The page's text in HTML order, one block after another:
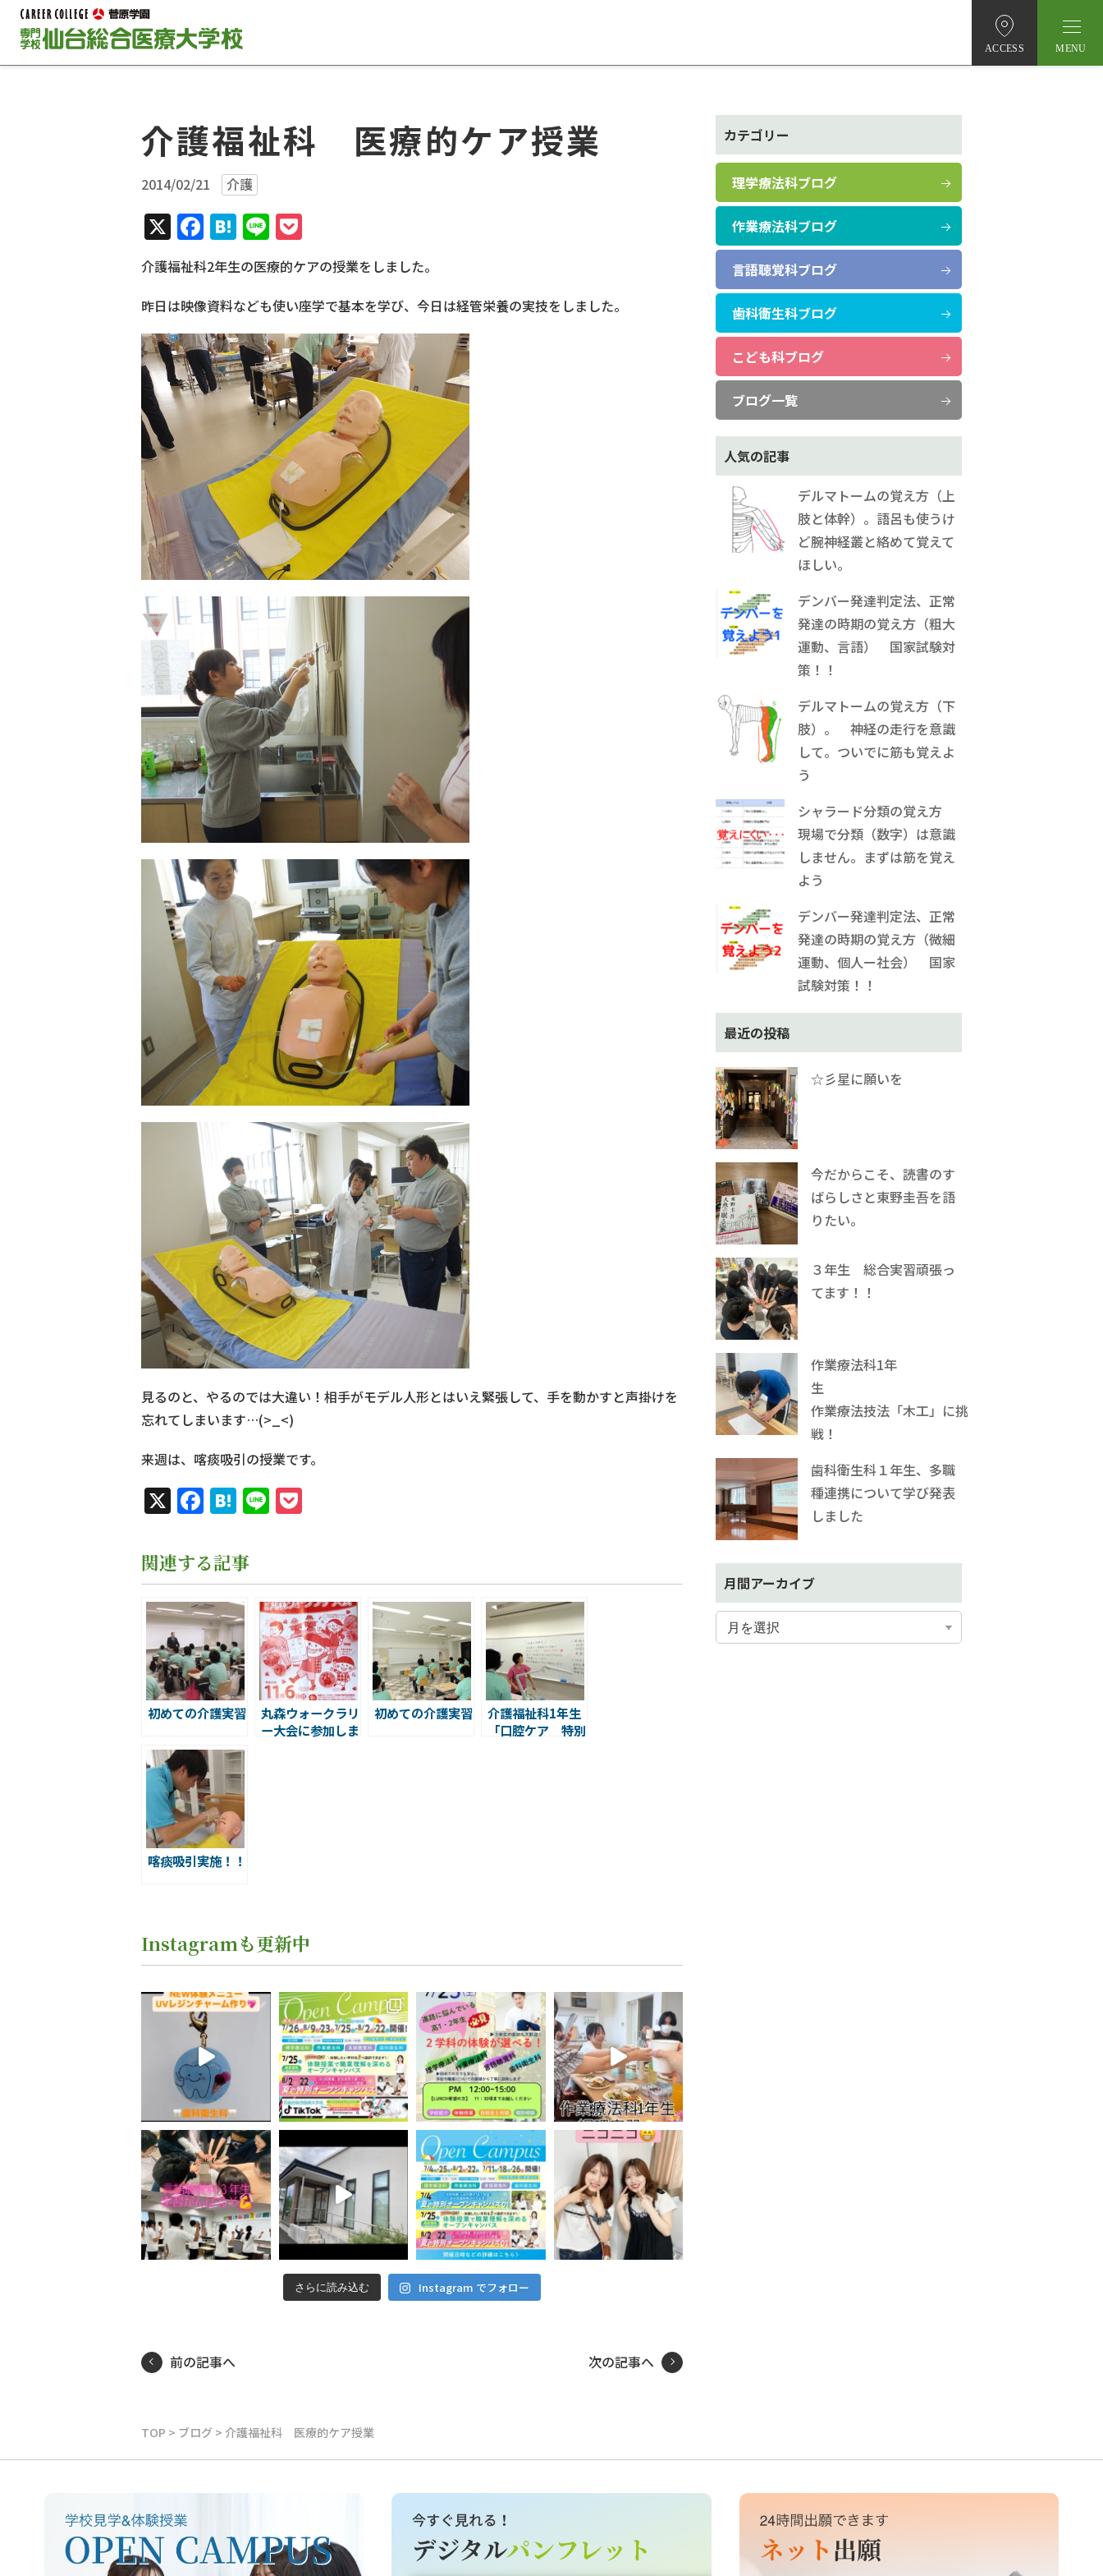
ACCESS
介護福祉科 医療的ケア授業
2014/02/21 介護
X Facebook
Hatena
Line
介護福祉科2年生の医療的ケアの授業をしました。
昨日は映像資料なども使い座学で基本を学び、今日は経管栄養の実技をしました。
見るのと、やるのでは大違い！相手がモデル人形とはいえ緊張して、手を動かすと声掛けを
忘れてしまいます…(>_<)
来週は、喀痰吸引の授業です。
X Facebook
Hatena
Line
関連する記事
初めての介護実習
丸森ウォークラリ
ー大会に参加しま
初めての介護実習
介護福祉科1年生
「口腔ケア 特別
喀痰吸引実施！！
Instagramも更新中
さらに読み込む Instagram でフォロー
前の記事へ 次の記事へ
カテゴリー
理学療法科ブログ
作業療法科ブログ
言語聴覚科ブログ
歯科衛生科ブログ
こども科ブログ
ブログ一覧
人気の記事
デルマトームの覚え方（上
肢と体幹）。語呂も使うけ
ど腕神経叢と絡めて覚えて
ほしい。
デンバー発達判定法、正常
発達の時期の覚え方（粗大
運動、言語） 国家試験対
策！！
デルマトームの覚え方（下
肢）。 神経の走行を意識
して。ついでに筋も覚えよ
う
シャラード分類の覚え方
現場で分類（数字）は意識
しません。まずは筋を覚え
よう
デンバー発達判定法、正常
発達の時期の覚え方（微細
運動、個人ー社会） 国家
試験対策！！
最近の投稿
☆彡星に願いを
今だからこそ、読書のす
ばらしさと東野圭吾を語
りたい。
３年生 総合実習頑張っ
てます！！
作業療法科1年
生
作業療法技法「木工」に挑
戦！
歯科衛生科１年生、多職
種連携について学び発表
しました
月間アーカイブ
TOP > ブログ > 介護福祉科 医療的ケア授業